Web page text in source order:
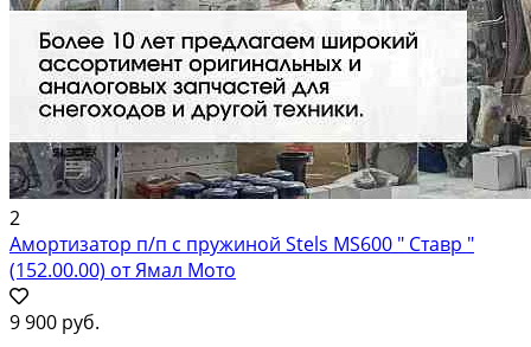
2
Амортизатор п/п с пружиной Stels MS600 " Ставр "
(152.00.00) от Ямал Мото
9 900 руб.